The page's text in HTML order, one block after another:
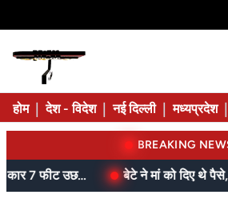
होम देश - विदेश नई दिल्ली मध्यप्रदेश
BREAKING